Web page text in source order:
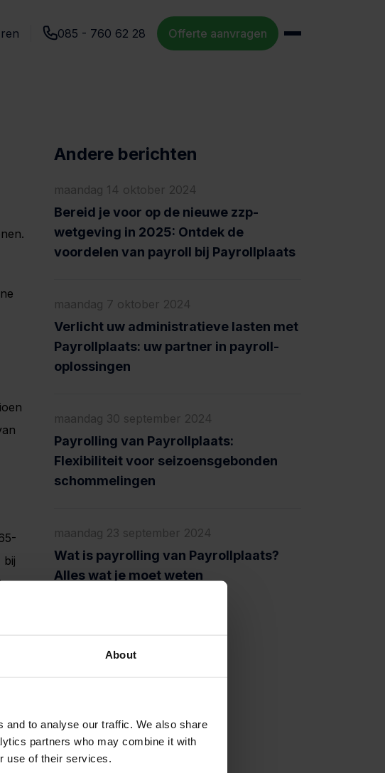
About
and to analyse our traffic. We also share
partners who may combine it with
use of their services.
085 - 760 62 28 Offerte aanvragen
bij
er
Andere berichten
maandag 14 oktober 2024
Bereid je voor op de nieuwe zzp-
wetgeving in 2025: Ontdek de
voordelen van payroll bij Payrollplaats
maandag 7 oktober 2024
Verlicht uw administratieve lasten met
Payrollplaats: uw partner in payroll-
oplossingen
maandag 30 september 2024
Payrolling van Payrollplaats:
Flexibiliteit voor seizoensgebonden
schommelingen
maandag 23 september 2024
Wat is payrolling van Payrollplaats?
Alles wat je moet weten